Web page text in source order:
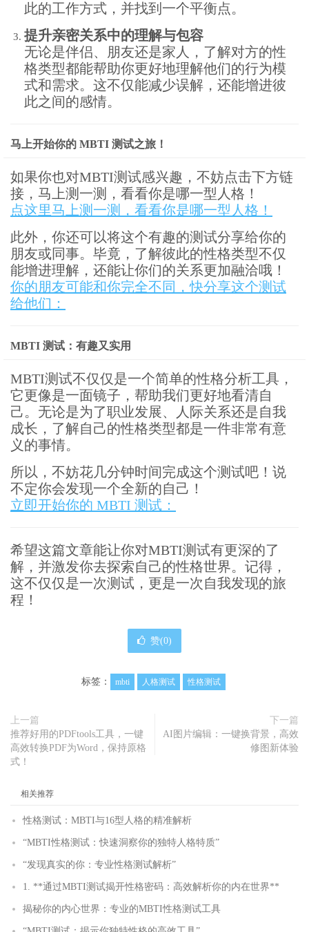
此的工作方式，并找到一个平衡点。
提升亲密关系中的理解与包容
无论是伴侣、朋友还是家人，了解对方的性
格类型都能帮助你更好地理解他们的行为模
式和需求。这不仅能减少误解，还能增进彼
此之间的感情。
马上开始你的 MBTI 测试之旅！
如果你也对MBTI测试感兴趣，不妨点击下方链
接，马上测一测，看看你是哪一型人格！
点这里马上测一测，看看你是哪一型人格！
此外，你还可以将这个有趣的测试分享给你的
朋友或同事。毕竟，了解彼此的性格类型不仅
能增进理解，还能让你们的关系更加融洽哦！
你的朋友可能和你完全不同，快分享这个测试
给他们：
MBTI 测试：有趣又实用
MBTI测试不仅仅是一个简单的性格分析工具，
它更像是一面镜子，帮助我们更好地看清自
己。无论是为了职业发展、人际关系还是自我
成长，了解自己的性格类型都是一件非常有意
义的事情。
所以，不妨花几分钟时间完成这个测试吧！说
不定你会发现一个全新的自己！
立即开始你的 MBTI 测试：
希望这篇文章能让你对MBTI测试有更深的了
解，并激发你去探索自己的性格世界。记得，
这不仅仅是一次测试，更是一次自我发现的旅
程！
赞(0)
标签： mbti 人格测试 性格测试
上一篇
推荐好用的PDFtools工具，一键
高效转换PDF为Word，保持原格
式！
下一篇
AI图片编辑：一键换背景，高效
修图新体验
相关推荐
性格测试：MBTI与16型人格的精准解析
“MBTI性格测试：快速洞察你的独特人格特质”
“发现真实的你：专业性格测试解析”
1. **通过MBTI测试揭开性格密码：高效解析你的内在世界**
揭秘你的内心世界：专业的MBTI性格测试工具